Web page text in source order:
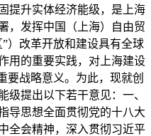
提升实体经济能级，是上海
，发挥中国（上海）自由贸
）改革开放和建设具有全球
用的重要实践，对上海建设
要战略意义。为此，现就创
级提出以下若干意见：一、
导思想全面贯彻党的十八大
全会精神，深入贯彻习近平